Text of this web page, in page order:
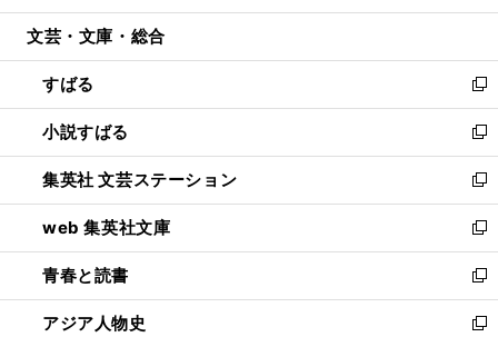
開
ウ
開
く
ン
ウ
で
開
く
ウ
ン
ド
ウ
で
開
く
文芸・文庫・総合
すばる
新
し
い
ウ
ィ
ン
ド
ウ
で
開
く
小説すばる
新
し
い
ウ
ィ
ン
ド
ウ
で
集英社 文芸ステーション
新
し
い
ウ
ィ
ン
ド
web 集英社文庫
新
し
い
ウ
ィ
青春と読書
新
し
い
アジア人物史
新